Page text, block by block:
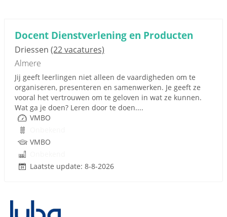
Docent Dienstverlening en Producten
Driessen (22 vacatures)
Almere
Jij geeft leerlingen niet alleen de vaardigheden om te
organiseren, presenteren en samenwerken. Je geeft ze
vooral het vertrouwen om te geloven in wat ze kunnen.
Wat ga je doen? Leren door te doen....
VMBO
VMBO
Laatste update: 8-8-2026